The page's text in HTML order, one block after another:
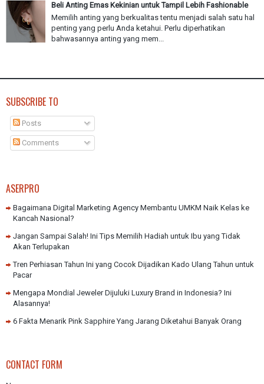
Beli Anting Emas Kekinian untuk Tampil Lebih Fashionable
Memilih anting yang berkualitas tentu menjadi salah satu hal
penting yang perlu Anda ketahui. Perlu diperhatikan
bahwasannya anting yang mem...
SUBSCRIBE TO
Posts
Comments
ASERPRO
Bagaimana Digital Marketing Agency Membantu UMKM Naik Kelas ke
Kancah Nasional?
Jangan Sampai Salah! Ini Tips Memilih Hadiah untuk Ibu yang Tidak
Akan Terlupakan
Tren Perhiasan Tahun Ini yang Cocok Dijadikan Kado Ulang Tahun untuk
Pacar
Mengapa Mondial Jeweler Dijuluki Luxury Brand in Indonesia? Ini
Alasannya!
6 Fakta Menarik Pink Sapphire Yang Jarang Diketahui Banyak Orang
CONTACT FORM